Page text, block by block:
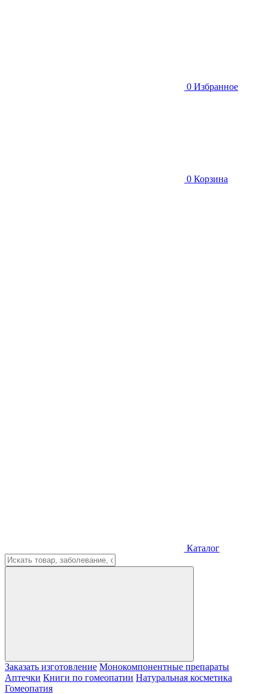
0 Избранное
0 Корзина
Каталог
Заказать изготовление Монокомпонентные препараты
Аптечки Книги по гомеопатии Натуральная косметика
Гомеопатия